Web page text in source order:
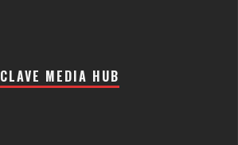
CLAVE MEDIA HUB